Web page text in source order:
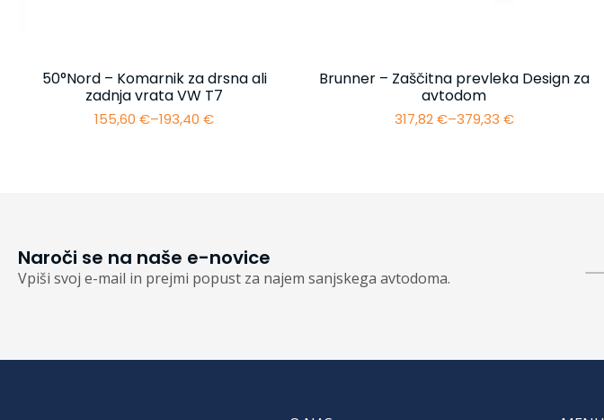
50°Nord – Komarnik za drsna ali
zadnja vrata VW T7
155,60€–193,40€
Cenovni
Brunner – Zaščitna prevleka Design za
avtodom
317,82€–379,33 €
Cenovni
Naroči se na naše e-novice
Vpiši svoj e-mail in prejmi popust za najem sanjskega avtodoma.